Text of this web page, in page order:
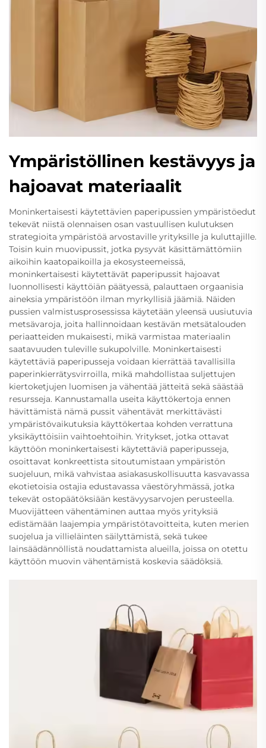
Ympäristöllinen kestävyys ja
hajoavat materiaalit
Moninkertaisesti käytettävien paperipussien ympäristöedut
tekevät niistä olennaisen osan vastuullisen kulutuksen
strategioita ympäristöä arvostaville yrityksille ja kuluttajille.
Toisin kuin muovipussit, jotka pysyvät käsittämättömiin
aikoihin kaatopaikoilla ja ekosysteemeissä,
moninkertaisesti käytettävät paperipussit hajoavat
luonnollisesti käyttöiän päätyessä, palauttaen orgaanisia
aineksia ympäristöön ilman myrkyllisiä jäämiä. Näiden
pussien valmistusprosessissa käytetään yleensä uusiutuvia
metsävaroja, joita hallinnoidaan kestävän metsätalouden
periaatteiden mukaisesti, mikä varmistaa materiaalin
saatavuuden tuleville sukupolville. Moninkertaisesti
käytettäviä paperipusseja voidaan kierrättää tavallisilla
paperinkierrätysvirroilla, mikä mahdollistaa suljettujen
kiertoketjujen luomisen ja vähentää jätteitä sekä säästää
resursseja. Kannustamalla useita käyttökertoja ennen
hävittämistä nämä pussit vähentävät merkittävästi
ympäristövaikutuksia käyttökertaa kohden verrattuna
yksikäyttöisiin vaihtoehtoihin. Yritykset, jotka ottavat
käyttöön moninkertaisesti käytettäviä paperipusseja,
osoittavat konkreettista sitoutumistaan ympäristön
suojeluun, mikä vahvistaa asiakasuskollisuutta kasvavassa
ekotietoisia ostajia edustavassa väestöryhmässä, jotka
tekevät ostopäätöksiään kestävyysarvojen perusteella.
Muovijätteen vähentäminen auttaa myös yrityksiä
edistämään laajempia ympäristötavoitteita, kuten merien
suojelua ja villieläinten säilyttämistä, sekä tukee
lainsäädännöllistä noudattamista alueilla, joissa on otettu
käyttöön muovin vähentämistä koskevia säädöksiä.